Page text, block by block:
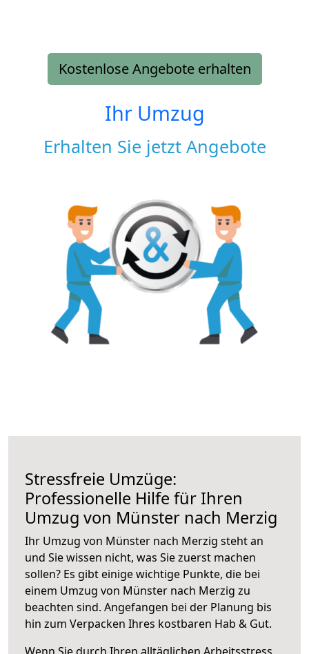
Kostenlose Angebote erhalten
Ihr Umzug
Erhalten Sie jetzt Angebote
Stressfreie Umzüge:
Professionelle Hilfe für Ihren
Umzug von Münster nach Merzig
Ihr Umzug von Münster nach Merzig steht an
und Sie wissen nicht, was Sie zuerst machen
sollen? Es gibt einige wichtige Punkte, die bei
einem Umzug von Münster nach Merzig zu
beachten sind. Angefangen bei der Planung bis
hin zum Verpacken Ihres kostbaren Hab & Gut.